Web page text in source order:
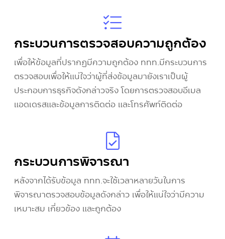
กระบวนการตรวจสอบความถูกต้อง
เพื่อให้ข้อมูลที่ปรากฏมีความถูกต้อง ททท.มีกระบวนการ
ตรวจสอบเพื่อให้แน่ใจว่าผู้ที่ส่งข้อมูลมายังเราเป็นผู้
ประกอบการธุรกิจดังกล่าวจริง โดยการตรวจสอบอีเมล
แอดเดรสและข้อมูลการติดต่อ และโทรศัพท์ติดต่อ
กระบวนการพิจารณา
หลังจากได้รับข้อมูล ททท.จะใช้เวลาหลายวันในการ
พิจารณาตรวจสอบข้อมูลดังกล่าว เพื่อให้แน่ใจว่ามีความ
เหมาะสม เกี่ยวข้อง และถูกต้อง